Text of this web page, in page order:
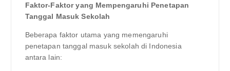
Faktor-Faktor yang Mempengaruhi Penetapan
Tanggal Masuk Sekolah
Beberapa faktor utama yang memengaruhi
penetapan tanggal masuk sekolah di Indonesia
antara lain: